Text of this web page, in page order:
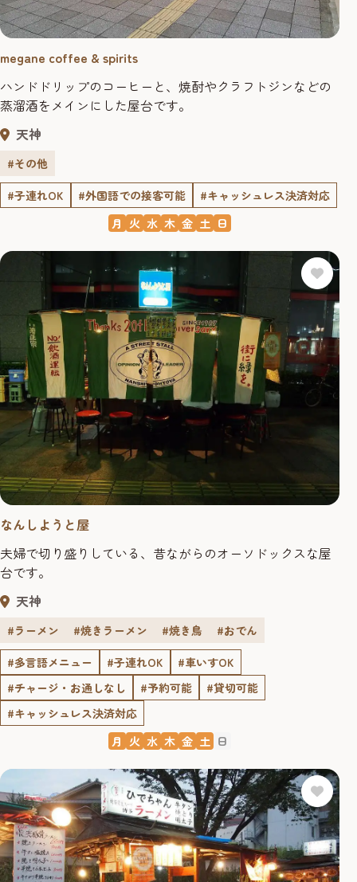
megane coffee & spirits
ハンドドリップのコーヒーと、焼酎やクラフトジンなどの
蒸溜酒をメインにした屋台です。
天神
#その他
#子連れOK
#外国語での接客可能
#キャッシュレス決済対応
月 火 水 木 金 土 日
なんしようと屋
夫婦で切り盛りしている、昔ながらのオーソドックスな屋
台です。
天神
#ラーメン #焼きラーメン #焼き鳥
#おでん
#多言語メニュー
#子連れOK
#車いすOK
#チャージ・お通しなし
#予約可能
#貸切可能
#キャッシュレス決済対応
月 火 水 木 金 土 日